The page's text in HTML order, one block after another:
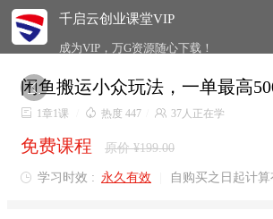
千启云创业课堂VIP
成为VIP，万G资源随心下载！

闲鱼搬运小众玩法，一单最高
 1章1课  热度 447  37人正在学
免费课程 原价 ¥199.00
 学习时效 : 永久有效 自购买之日起计算